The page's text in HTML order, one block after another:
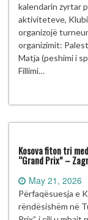
kalendarin zyrtar
aktiviteteve, Klubi
organizojë
organizimit:
Matja (peshimi i
Fillimi…
Kosova fiton tri
“Grand Prix” –
May 21, 2026
Përfaqësuesja e
rëndësishëm në